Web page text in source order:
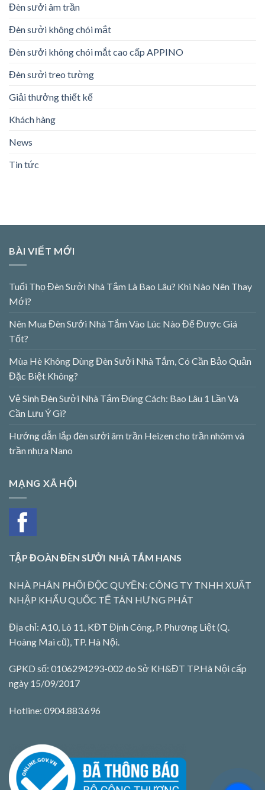
Đèn sưởi âm trần
Đèn sưởi không chói mắt
Đèn sưởi không chói mắt cao cấp APPINO
Đèn sưởi treo tường
Giải thưởng thiết kế
Khách hàng
News
Tin tức
BÀI VIẾT MỚI
Tuổi Thọ Đèn Sưởi Nhà Tắm Là Bao Lâu? Khi Nào Nên Thay
Mới?
Nên Mua Đèn Sưởi Nhà Tắm Vào Lúc Nào Để Được Giá
Tốt?
Mùa Hè Không Dùng Đèn Sưởi Nhà Tắm, Có Cần Bảo Quản
Đặc Biệt Không?
Vệ Sinh Đèn Sưởi Nhà Tắm Đúng Cách: Bao Lâu 1 Lần Và
Cần Lưu Ý Gì?
Hướng dẫn lắp đèn sưởi âm trần Heizen cho trần nhôm và
trần nhựa Nano
MẠNG XÃ HỘI
TẬP ĐOÀN ĐÈN SƯỞI NHÀ TẮM HANS
NHÀ PHÂN PHỐI ĐỘC QUYỀN: CÔNG TY TNHH XUẤT
NHẬP KHẨU QUỐC TẾ TÂN HƯNG PHÁT
Địa chỉ: A10, Lô 11, KĐT Định Công, P. Phương Liệt (Q.
Hoàng Mai cũ), TP. Hà Nội.
GPKD số: 0106294293-002 do Sở KH&ĐT TP.Hà Nội cấp
ngày 15/09/2017
Hotline: 0904.883.696